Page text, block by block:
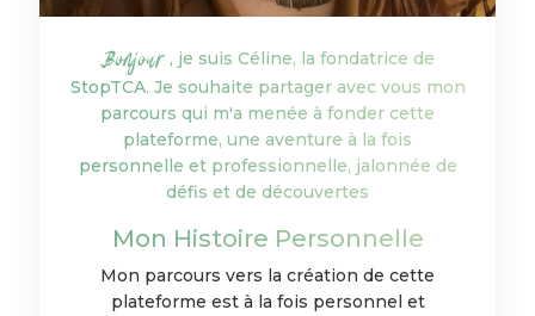
Bonjour , je suis Céline, la fondatrice de
StopTCA. Je souhaite partager avec vous mon
parcours qui m'a menée à fonder cette
plateforme, une aventure à la fois
personnelle et professionnelle, jalonnée de
défis et de découvertes
Mon Histoire Personnelle
Mon parcours vers la création de cette
plateforme est à la fois personnel et